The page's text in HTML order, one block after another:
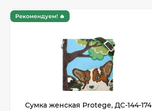
Рекомендуем! 🔥
Сумка женская Protege, ДС-144-174